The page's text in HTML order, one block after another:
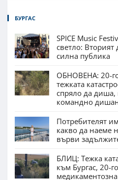
БУРГАС
SPICE Music
светло: Вторият
силна публика
ОБНОВЕНА: 20-
тежката
спряло да диша,
командно
Потребителят
какво да наеме
върви
БЛИЦ: Тежка
към Бургас, 20-